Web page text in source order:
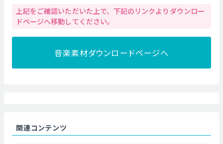
上記をご確認いただいた上で、下記のリンクよりダウンロー
ドページへ移動してください。
音楽素材ダウンロードページへ
関連コンテンツ